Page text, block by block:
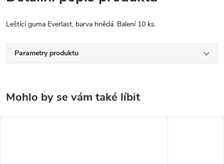
Leštící guma Everlast, barva hnědá. Balení 10 ks.
Parametry produktu